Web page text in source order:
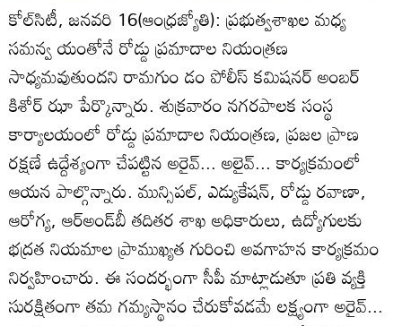
కోల్‌సిటీ, జనవరి 16(ఆంధ్రజ్యోతి): ప్రభుత్వశాఖల మధ్య
సమన్వ యంతోనే రోడ్డు ప్రమాదాల నియంత్రణ
సాధ్యమవుతుందని రామగుం డం పోలీస్‌ కమిషనర్‌ అంబర్‌
కిశోర్‌ ఝా పేర్కొన్నారు. శుక్రవారం నగరపాలక సంస్థ
కార్యాలయంలో రోడ్డు ప్రమాదాల నియంత్రణ, ప్రజల ప్రాణ
రక్షణే ఉద్దేశ్యంగా చేపట్టిన అరైవ్‌... అలైవ్‌... కార్యక్రమంలో
ఆయన పాల్గొన్నారు. మున్సిపల్‌, ఎడ్యుకేషన్‌, రోడ్డు రవాణా,
ఆరోగ్య, ఆర్‌అండ్‌బీ తదితర శాఖ అధికారులు, ఉద్యోగులకు
భద్రత నియమాల ప్రాముఖ్యత గురించి అవగాహన కార్యక్రమం
నిర్వహించారు. ఈ సందర్భంగా సీపీ మాట్లాడుతూ ప్రతి వ్యక్తి
సురక్షితంగా తమ గమ్యస్థానం చేరుకోవడమే లక్ష్యంగా అరైవ్‌...